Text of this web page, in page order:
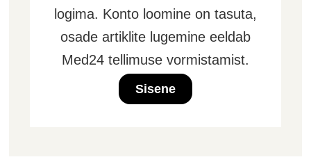
logima. Konto loomine on tasuta,
osade artiklite lugemine eeldab
Med24 tellimuse vormistamist.
Sisene